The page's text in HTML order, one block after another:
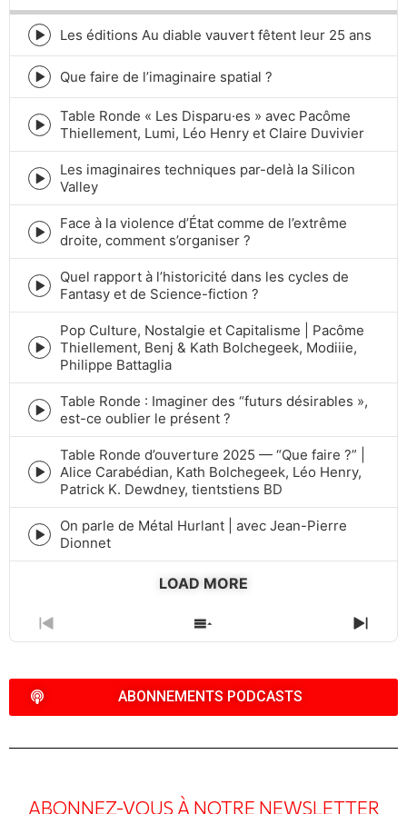
Episode
play
icon
Les éditions Au diable vauvert fêtent leur 25 ans
Episode
play
icon
Que faire de l’imaginaire spatial ?
Episode
play
icon
Table Ronde « Les Disparu·es » avec Pacôme
Thiellement, Lumi, Léo Henry et Claire Duvivier
Episode
play
icon
Les imaginaires techniques par-delà la Silicon
Valley
Episode
play
icon
Face à la violence d’État comme de l’extrême
droite, comment s’organiser ?
Episode
play
icon
Quel rapport à l’historicité dans les cycles de
Fantasy et de Science-fiction ?
Episode
play
Pop Culture, Nostalgie et Capitalisme | Pacôme
Thiellement, Benj & Kath Bolchegeek, Modiiie,
Philippe Battaglia
Episode
play
icon
Table Ronde : Imaginer des “futurs désirables »,
est-ce oublier le présent ?
Episode
play
Table Ronde d’ouverture 2025 — “Que faire ?” |
Alice Carabédian, Kath Bolchegeek, Léo Henry,
Patrick K. Dewdney, tientstiens BD
Episode
play
On parle de Métal Hurlant | avec Jean-Pierre
Dionnet
LOAD MORE
PREVIOUS
EPISODE
SHOW
EPISODES
NEXT
ABONNEMENTS PODCASTS
ABONNEZ-VOUS À NOTRE NEWSLETTER